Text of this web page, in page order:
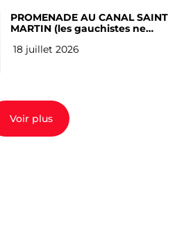
PROMENADE AU CANAL SAINT
MARTIN (les gauchistes ne
18 juillet 2026
Voir plus